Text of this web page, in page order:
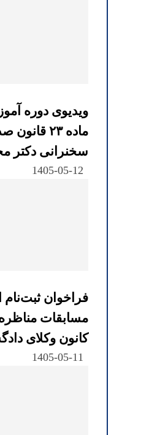
ویدیوی دوره
ماده ۲۳
سخنرانی دکتر
1405-05-12
فراخوان ثبت‌نام
مسابقات
کانون وکلای
1405-05-11